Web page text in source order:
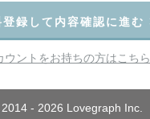
登録して内容確認に進む
ウントをお持ちの方はこちら
- 2026 Lovegraph Inc.